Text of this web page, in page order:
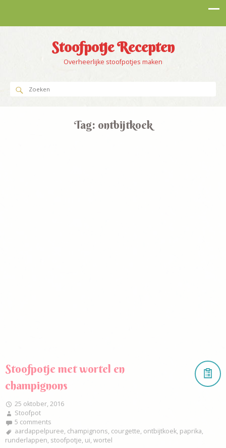
Stoofpotje Recepten
Overheerlijke stoofpotjes maken
Tag: ontbijtkoek
Stoofpotje met wortel en
champignons
25 oktober, 2016
Stoofpot
5 comments
aardappelpuree, champignons, courgette, ontbijtkoek, paprika,
runderlappen, stoofpotje, ui, wortel